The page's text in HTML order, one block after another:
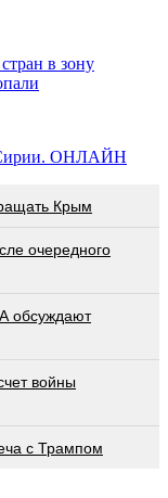
в зону
Сирии. ОНЛАЙН
Крым
очередного
обсуждают
войны
с Трампом